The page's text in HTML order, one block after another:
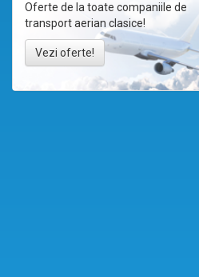
Oferte de la toate companiile de
transport aerian clasice!
Vezi oferte!